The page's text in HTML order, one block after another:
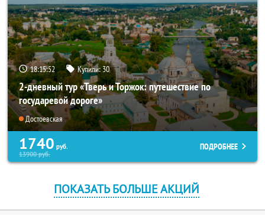
18:15:51 Купили:30
2-дневный тур «Тверь и Торжок: путешествие по
государевой дороге»
Достоевская
1740 руб.
13900руб.
ПОДРОБНЕЕ
ПОКАЗАТЬ БОЛЬШЕ АКЦИЙ